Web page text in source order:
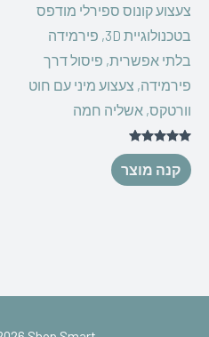
צעצוע קונוס ספירלי מודפס
בטכנולוגיית 3D, פירמידה
בלתי אפשרית, פיסול דרך
פירמידה, צעצוע מיני עם חוט
וורטקס, אשליה חמה
דורג
5.00
מתוך 5קנה מוצר